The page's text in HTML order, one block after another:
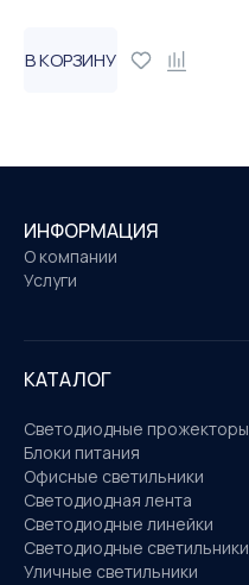
В КОРЗИНУ
ИНФОРМАЦИЯ
О компании
Услуги
КАТАЛОГ
Светодиодные прожекторы
Блоки питания
Офисные светильники
Светодиодная лента
Светодиодные линейки
Светодиодные светильники
Уличные светильники